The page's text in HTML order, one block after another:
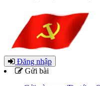
Đăng nhập
Gửi bài